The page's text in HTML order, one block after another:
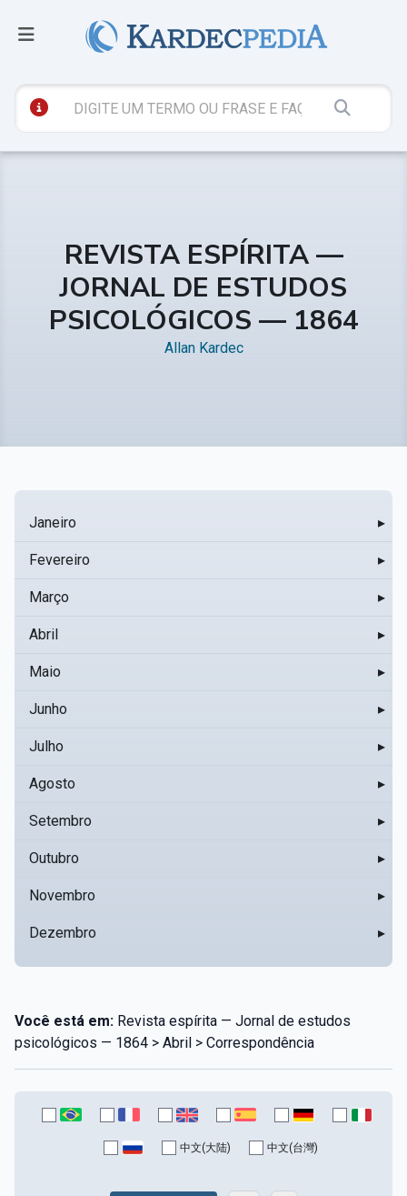
REVISTA ESPÍRITA —
JORNAL DE ESTUDOS
PSICOLÓGICOS — 1864
Allan Kardec
Janeiro ▸
Fevereiro ▸
Março ▸
Abril ▸
Maio ▸
Junho ▸
Julho ▸
Agosto ▸
Setembro ▸
Outubro ▸
Novembro ▸
Dezembro ▸
Você está em: Revista espírita — Jornal de estudos
psicológicos — 1864 > Abril > Correspondência
中文(大陆) 中文(台灣)